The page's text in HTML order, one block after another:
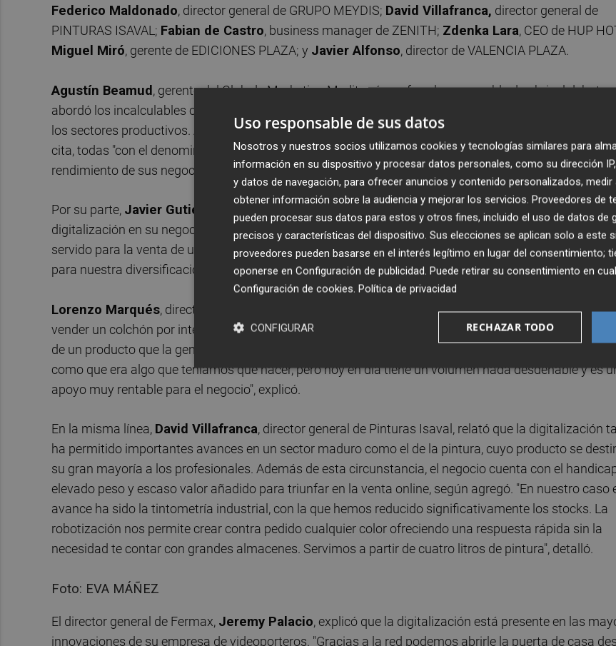
Federico Maldonado, director general de GRUPO MEYDIS; David Villafranca, director general de
PINTURAS ISAVAL; Fabian de Castro, business manager de ZENITH; Zdenka Lara, CEO de HUP
Miguel Miró, gerente de EDICIONES PLAZA; y Javier Alfonso, director de VALENCIA PLAZA.
Agustín Beamud, gerente del Club de Marketing Mediterráneo, fue el responsable de abrir el debate,
abordó los incalculables cambios con los que la digitalización ha transformado ya la práctica
los sectores productivos. Al respecto, el dirigente celebró la variedad de las empresas representadas
cita, todas "con el denominador común de haber incorporado herramientas digitales para la mejora
rendimiento de sus negocios".
Por su parte, Javier Gutiérrez
, el director Casino Cirsa Valencia explicó las mejoras impulsadas por la
digitalización en su negocio "a pesar de consistir en un servicio 'in situ'". "En nuestro caso la
servido para la venta de una serie de productos de precompra y para espectáculos y eventos. Ha
para nuestra diversificación y para disfrutar de una comercialización mucho más rápida", dijo.
Lorenzo Marqués, director de Expansión de Dormitienda, se pronunció en el mismo sentido. "Es
vender un colchón por internet, y nosotros partíamos de aquella premisa, siendo conscientes de que
de un producto que la gente quiere tocar y probar. Prácticamente lanzamos la venta online
como que era algo que teníamos que hacer, pero hoy en día tiene un volumen nada desdeñable y es
apoyo muy rentable para el negocio", explicó.
En la misma línea, David Villafranca, director general de Pinturas Isaval, relató que la digitalización
ha permitido importantes avances en un sector maduro como el de la pintura, cuyo producto se
su gran mayoría a los profesionales. Además de esta circunstancia, el negocio cuenta con el
elevado peso y escaso valor añadido para triunfar en la venta online, según agregó. "En nuestro caso
avance ha sido la tintometría industrial, con la que hemos reducido significativamente los stocks. La
robotización nos permite crear contra pedido cualquier color ofreciendo una respuesta rápida sin la
necesidad te contar con grandes almacenes. Servimos a partir de cuatro litros de pintura", detalló.
Foto: EVA MÁÑEZ
El director general de Fermax, Jeremy Palacio, explicó que la digitalización está presente en las
innovaciones de su empresa de videoporteros. "Gracias a la red podemos abrirle la puerta de casa
Uso responsable de sus datos
Nosotros y nuestros socios utilizamos cookies y tecnologías similares para
información en su dispositivo y procesar datos personales, como su dirección
y datos de navegación, para ofrecer anuncios y contenido personalizados,
obtener información sobre la audiencia y mejorar los servicios. Proveedores de
pueden procesar sus datos para estos y otros fines, incluido el uso de datos de
precisos y características del dispositivo. Sus elecciones se aplican solo a este
proveedores pueden basarse en el interés legítimo en lugar del consentimiento;
oponerse en Configuración de publicidad. Puede retirar su consentimiento en
Configuración de cookies. Política de privacidad
RECHAZAR TODO
CONFIGURAR